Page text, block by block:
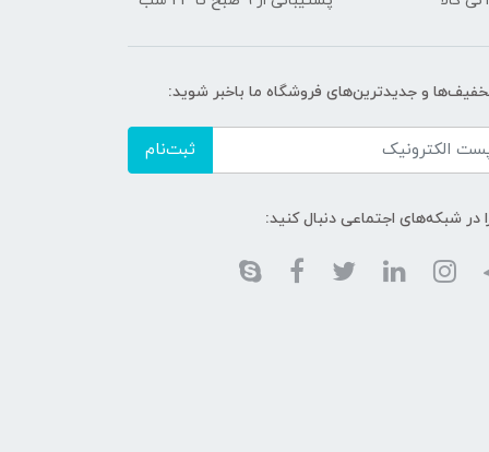
و جدیدترین‌های فروشگاه ما باخبر شوید:
ثبت‌نام
در شبکه‌های اجتماعی دنبال کنید: